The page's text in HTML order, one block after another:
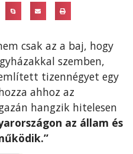
csak az a baj, hogy
szemben,
tizennégyet egy
ahhoz az
hangzik hitelesen
az állam és